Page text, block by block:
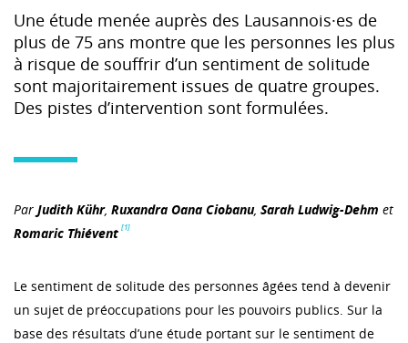
Une étude menée auprès des Lausannois·es de
plus de 75 ans montre que les personnes les plus
à risque de souffrir d’un sentiment de solitude
sont majoritairement issues de quatre groupes.
Des pistes d’intervention sont formulées.
Par Judith Kühr, Ruxandra Oana Ciobanu, Sarah Ludwig-Dehm et
Romaric Thiévent [1]
Le sentiment de solitude des personnes âgées tend à devenir
un sujet de préoccupations pour les pouvoirs publics. Sur la
base des résultats d’une étude portant sur le sentiment de